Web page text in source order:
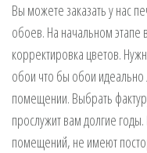
Вы можете заказать у нас
обоев. На начальном этапе
корректировка цветов.
обои что бы обои
помещении. Выбрать
прослужит вам долгие
помещений, не имеют